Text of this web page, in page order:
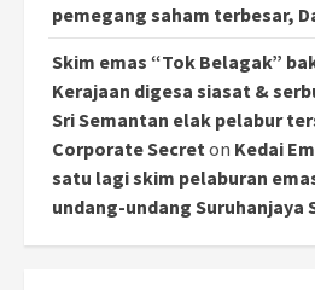
pemegang saham terbesar,
Skim emas “Tok Belagak”
Kerajaan digesa siasat &
Sri Semantan elak pelabur
Corporate Secret on Kedai
satu lagi skim pelaburan
undang-undang Suruhanjaya